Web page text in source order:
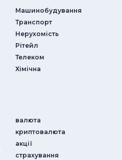
Машинобудування
Транспорт
Нерухомість
Рітейл
Телеком
Хімічна
валюта
криптовалюта
акції
страхування